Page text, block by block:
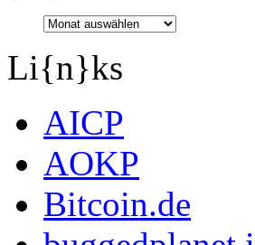
Li{n}ks
AICP
AOKP
Bitcoin.de